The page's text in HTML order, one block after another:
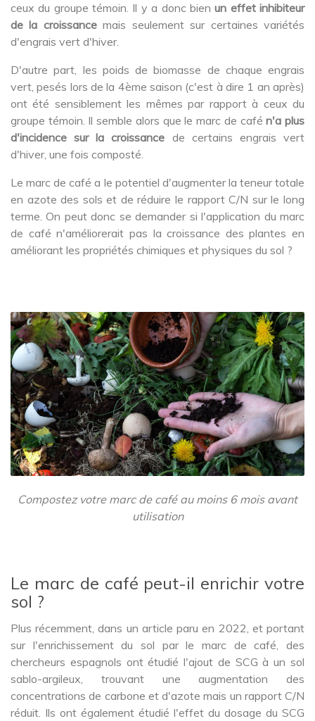
ceux du groupe témoin. Il y a donc bienun effet inhibiteur
de la croissancemais seulement sur certaines variétés
d'engrais vert d'hiver.
D'autre part, les poids de biomasse de chaque engrais
vert, pesés lors de la 4ème saison (c'est à dire 1 an après)
ont été sensiblement les mêmes par rapport à ceux du
groupe témoin. Il semble alors que le marc de cafén'a plus
d'incidence sur la croissance de certains engrais vert
d'hiver, une fois composté.
Le marc de café a le potentiel d'augmenter la teneur totale
en azote des sols et de réduire le rapport C/N sur le long
terme. On peut donc se demander si l'application du marc
de café n'améliorerait pas la croissance des plantes en
améliorant les propriétés chimiques et physiques du sol ?
Compostez votre marc de café au moins 6 mois avant
utilisation
Le marc de café peut-il enrichir votre
sol ?
Plus récemment, dans un article paru en 2022, et portant
sur l'enrichissement du sol par le marc de café, des
chercheurs espagnols ont étudié l'ajout de SCG à un sol
sablo-argileux, trouvant une augmentation des
concentrations de carbone et d'azote mais un rapport C/N
réduit. Ils ont également étudié l'effet du dosage du SCG